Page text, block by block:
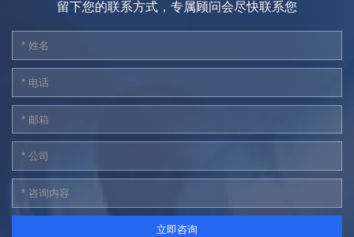
留下您的联系方式，专属顾问会尽快联系您